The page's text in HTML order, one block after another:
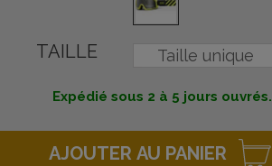
TAILLE Taille unique
Expédié sous 2 à 5 jours ouvrés.
AJOUTER AU PANIER